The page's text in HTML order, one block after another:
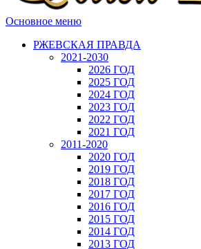
Основное меню
РЖЕВСКАЯ ПРАВДА
2021-2030
2026 ГОД
2025 ГОД
2024 ГОД
2023 ГОД
2022 ГОД
2021 ГОД
2011-2020
2020 ГОД
2019 ГОД
2018 ГОД
2017 ГОД
2016 ГОД
2015 ГОД
2014 ГОД
2013 ГОД